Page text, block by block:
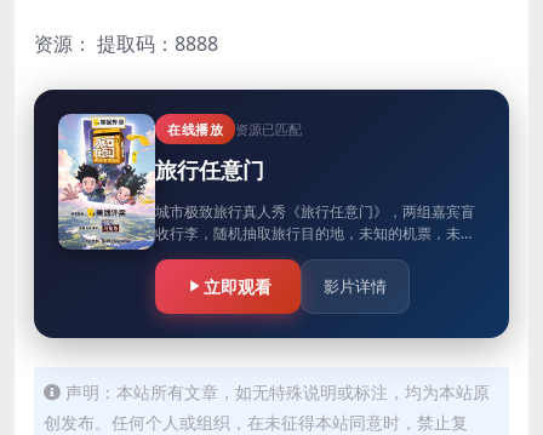
资源： 提取码：8888
在线播放 资源已匹配
旅行任意门
城市极致旅行真人秀《旅行任意门》，两组嘉宾盲
收行李，随机抽取旅行目的地，未知的机票，未知
的高铁票，没有目的盲盒旅行，抽到哪去哪。极好
和极差两种旅行经费的戏剧化冲…
立即观看 影片详情
声明：本站所有文章，如无特殊说明或标注，均为本站原
创发布。任何个人或组织，在未征得本站同意时，禁止复